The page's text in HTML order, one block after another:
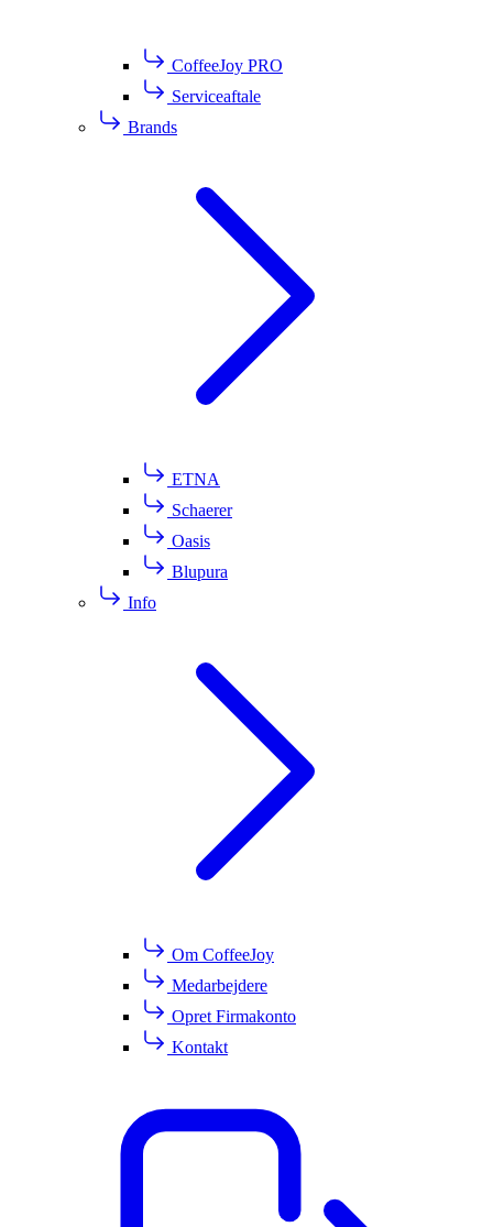
CoffeeJoy PRO
Serviceaftale
Brands
ETNA
Schaerer
Oasis
Blupura
Info
Om CoffeeJoy
Medarbejdere
Opret Firmakonto
Kontakt